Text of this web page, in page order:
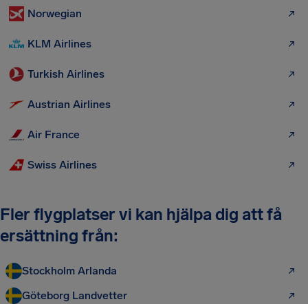
Norwegian
KLM Airlines
Turkish Airlines
Austrian Airlines
Air France
Swiss Airlines
Fler flygplatser vi kan hjälpa dig att få
ersättning från:
Stockholm Arlanda
Göteborg Landvetter